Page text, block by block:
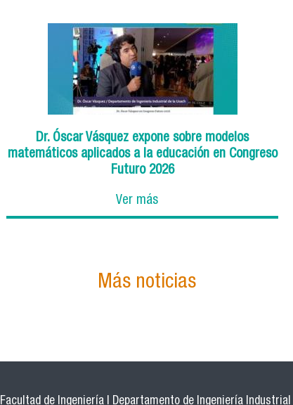
Dr. Óscar Vásquez expone sobre modelos
matemáticos aplicados a la educación en Congreso
Futuro 2026
Ver más
Más noticias
Facultad de Ingeniería | Departamento de Ingeniería Industrial